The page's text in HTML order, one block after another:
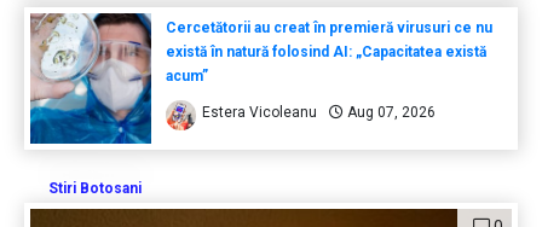
Cercetătorii au creat în premieră virusuri ce nu
există în natură folosind AI: „Capacitatea există
acum”
Estera Vicoleanu Aug 07, 2026
Stiri Botosani